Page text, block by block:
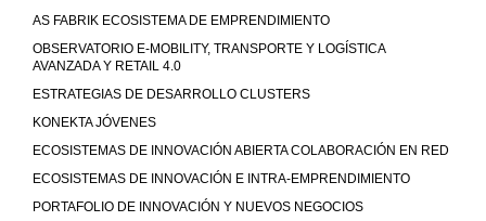
AS FABRIK ECOSISTEMA DE EMPRENDIMIENTO
OBSERVATORIO E-MOBILITY, TRANSPORTE Y LOGÍSTICA
AVANZADA Y RETAIL 4.0
ESTRATEGIAS DE DESARROLLO CLUSTERS
KONEKTA JÓVENES
ECOSISTEMAS DE INNOVACIÓN ABIERTA COLABORACIÓN EN RED
ECOSISTEMAS DE INNOVACIÓN E INTRA-EMPRENDIMIENTO
PORTAFOLIO DE INNOVACIÓN Y NUEVOS NEGOCIOS